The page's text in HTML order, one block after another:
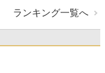
ランキング一覧へ